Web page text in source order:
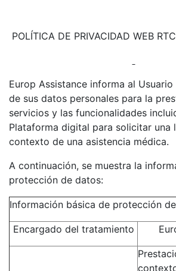
POLÍTICA DE PRIVACIDAD WEB
Europ Assistance informa al
de sus datos personales para la
servicios y las funcionalidades
Plataforma digital para solicitar una
contexto de una asistencia médica.
A continuación, se muestra la
protección de datos:
Información básica de protección
Encargado del tratamiento